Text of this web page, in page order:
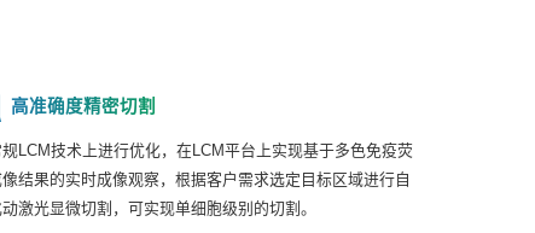
高准确度精密切割
LCM技术上进行优化，在LCM平台上实现基于多色免疫荧
结果的实时成像观察，根据客户需求选定目标区域进行自
激光显微切割，可实现单细胞级别的切割。